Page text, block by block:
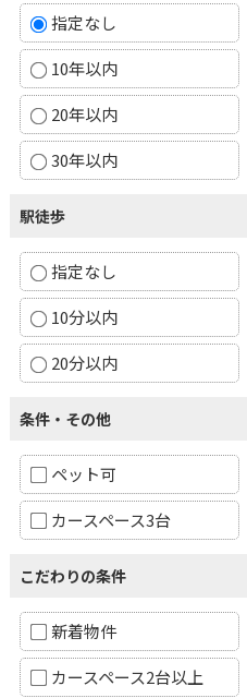
指定なし
10年以内
20年以内
30年以内
駅徒歩
指定なし
10分以内
20分以内
条件・その他
ペット可
カースペース3台
こだわりの条件
新着物件
カースペース2台以上